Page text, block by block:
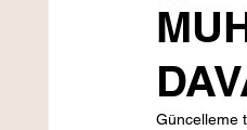
Güncelleme